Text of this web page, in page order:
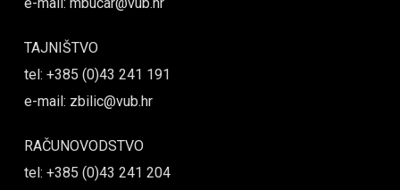
TAJNIŠTVO
tel: +385 (0)43 241 191
e-mail: zbilic@vub.hr
RAČUNOVODSTVO
tel: +385 (0)43 241 204